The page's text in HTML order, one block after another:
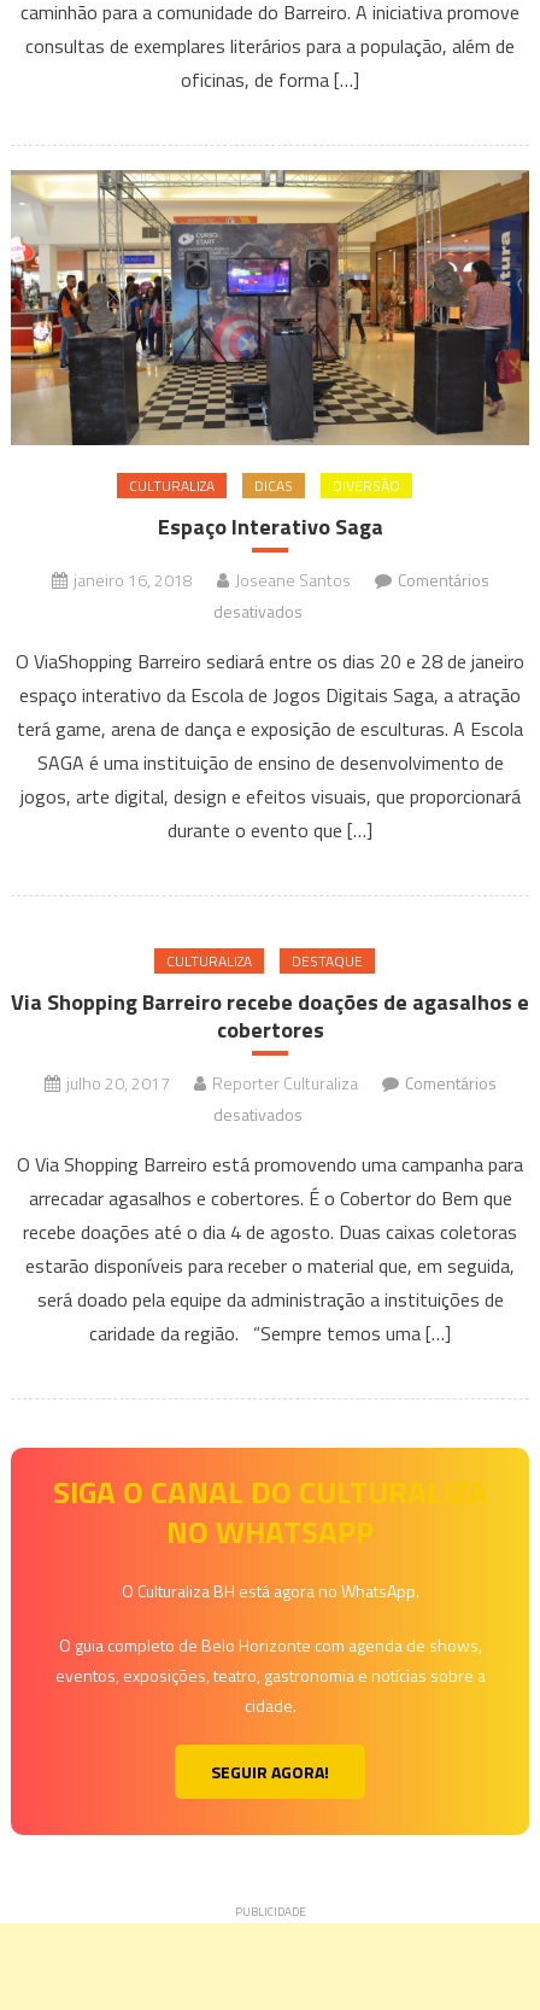
literário
em
parceria
caminhão para a comunidade do Barreiro. A iniciativa promove
consultas de exemplares literários para a população, além de
oficinas, de forma […]
CULTURALIZA DICAS DIVERSÃO
Espaço Interativo Saga
janeiro 16, 2018 Joseane Santos
Comentários
desativados
Interativo
Saga
O ViaShopping Barreiro sediará entre os dias 20 e 28 de janeiro
espaço interativo da Escola de Jogos Digitais Saga, a atração
terá game, arena de dança e exposição de esculturas. A Escola
SAGA é uma instituição de ensino de desenvolvimento de
jogos, arte digital, design e efeitos visuais, que proporcionará
durante o evento que […]
CULTURALIZA DESTAQUE
Via Shopping Barreiro recebe doações de agasalhos e
cobertores
julho 20, 2017 Reporter Culturaliza
Comentários
desativados
Shopping
Barreiro
recebe
doações
de
agasalhos
O Via Shopping Barreiro está promovendo uma campanha para
arrecadar agasalhos e cobertores. É o Cobertor do Bem que
recebe doações até o dia 4 de agosto. Duas caixas coletoras
estarão disponíveis para receber o material que, em seguida,
será doado pela equipe da administração a instituições de
caridade da região. “Sempre temos uma […]
SIGA O CANAL DO CULTURALIZA
NO WHATSAPP
O Culturaliza BH está agora no WhatsApp.
O guia completo de Belo Horizonte com agenda de shows,
eventos, exposições, teatro, gastronomia e notícias sobre a
cidade.
SEGUIR AGORA!